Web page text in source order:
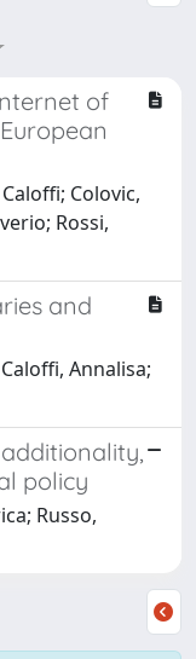
of
Colovic,
Rossi,
and
Annalisa;
policy
Russo,